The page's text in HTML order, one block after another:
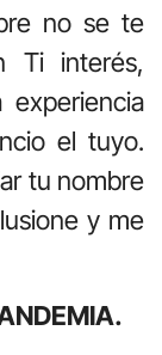
no se te
Ti interés,
experiencia
el tuyo.
tu nombre
y me